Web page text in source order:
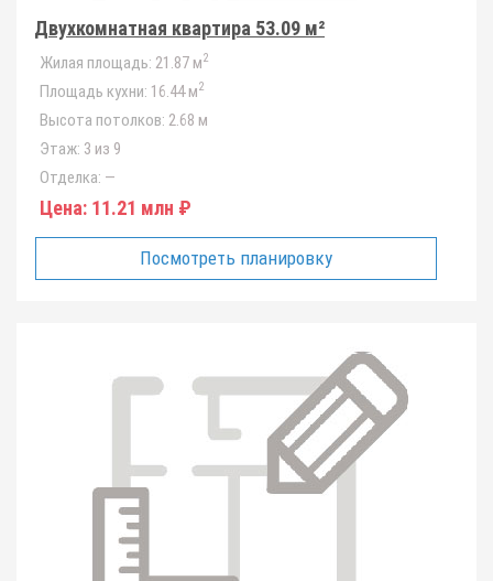
Двухкомнатная квартира 53.09 м²
Жилая площадь: 21.87 м2
Площадь кухни: 16.44 м2
Высота потолков: 2.68 м
Этаж: 3 из 9
Отделка: —
Цена: 11.21 млн ₽
Посмотреть планировку